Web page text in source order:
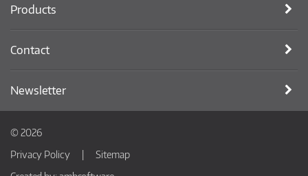
Products
Contact
Newsletter
© 2026
Privacy Policy
Sitemap